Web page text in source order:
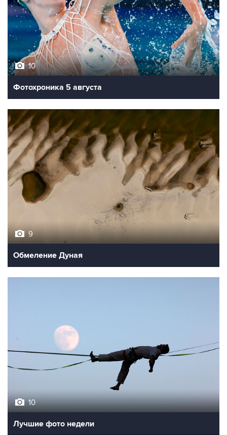
10
Фотохроника 5 августа
9
Обмеление Дуная
10
Лучшие фото недели